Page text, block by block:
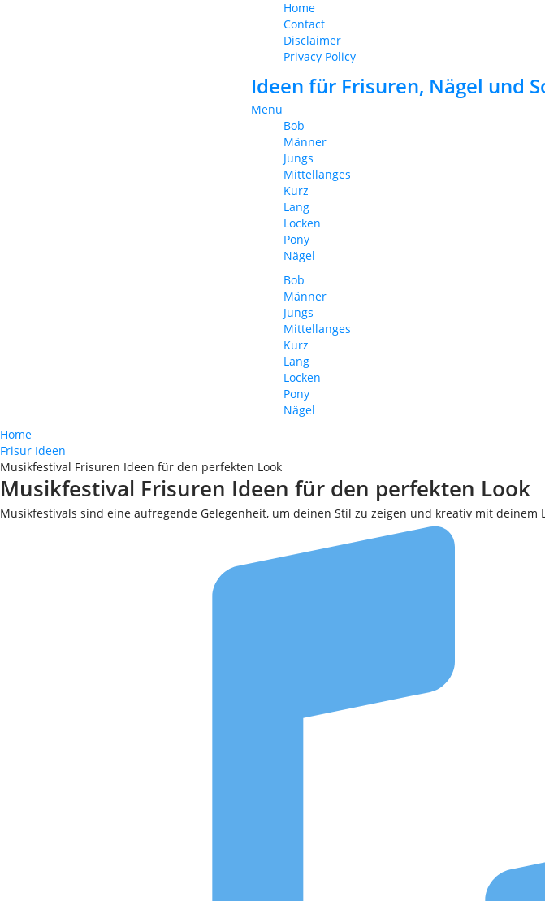
Home
Contact
Disclaimer
Privacy Policy
Ideen für Frisuren, Nägel und
Menu
Bob
Männer
Jungs
Mittellanges
Kurz
Lang
Locken
Pony
Nägel
Bob
Männer
Jungs
Mittellanges
Kurz
Lang
Locken
Pony
Nägel
Home
Frisur Ideen
Musikfestival Frisuren Ideen für den perfekten Look
Musikfestival Frisuren Ideen für den perfekten Look
Musikfestivals sind eine aufregende Gelegenheit, um deinen Stil zu zeigen und kreativ mit